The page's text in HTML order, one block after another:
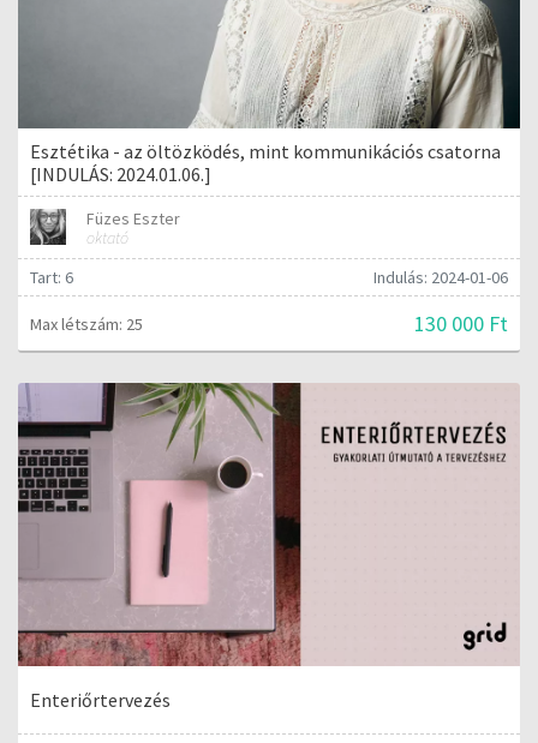
Esztétika - az öltözködés, mint kommunikációs csatorna
[INDULÁS: 2024.01.06.]
Füzes Eszter
oktató
Tart: 6
Indulás: 2024-01-06
Max létszám: 25 130 000 Ft
Enteriőrtervezés